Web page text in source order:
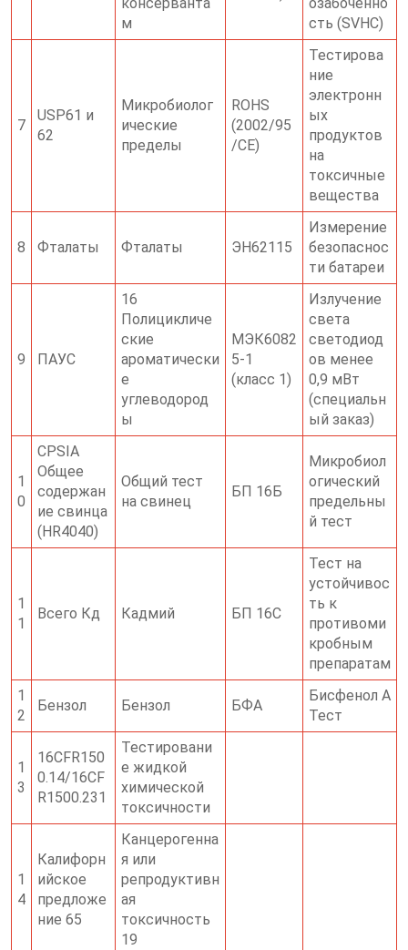
консерванта
м
озабоченно
сть (SVHC)
7
USP61 и
62
Микробиолог
ические
пределы
ROHS
(2002/95
/CE)
Тестирова
ние
электронн
ых
продуктов
на
токсичные
вещества
8 Фталаты Фталаты ЭН62115
Измерение
безопаснос
ти батареи
9 ПАУС
16
Полицикличе
ские
ароматически
е
углеводород
ы
МЭК6082
5-1
(класс 1)
Излучение
света
светодиод
ов менее
0,9 мВт
(специальн
ый заказ)
1
0
CPSIA
Общее
содержан
ие свинца
(HR4040)
Общий тест
на свинец
БП 16Б
Микробиол
огический
предельны
й тест
1
1
Всего Кд Кадмий БП 16С
Тест на
устойчивос
ть к
противоми
кробным
препаратам
1
2
Бензол Бензол БФА
Бисфенол А
Тест
1
3
16CFR150
0.14/16CF
R1500.231
Тестировани
е жидкой
химической
токсичности
1
4
Калифорн
ийское
предложе
ние 65
Канцерогенна
я или
репродуктивн
ая
токсичность
19